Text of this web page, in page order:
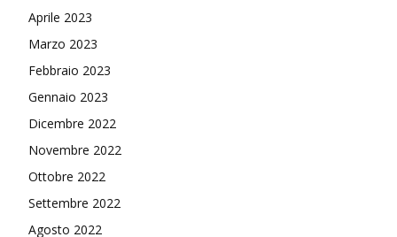
Aprile 2023
Marzo 2023
Febbraio 2023
Gennaio 2023
Dicembre 2022
Novembre 2022
Ottobre 2022
Settembre 2022
Agosto 2022